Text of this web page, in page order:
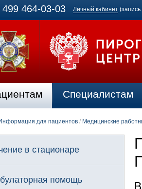
499 464-03-03 Личный кабинет
Специалистам
для пациентов / Медицинские
в стационаре
помощь